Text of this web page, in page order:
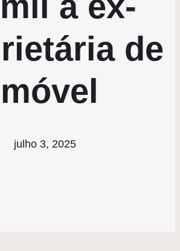
de
julho 3, 2025